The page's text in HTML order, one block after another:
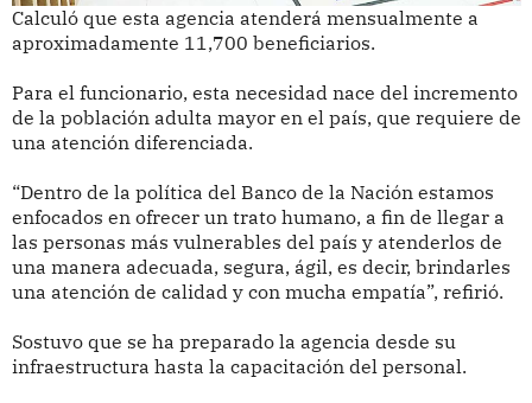
Calculó que esta agencia atenderá mensualmente a
aproximadamente 11,700 beneficiarios.
Para el funcionario, esta necesidad nace del incremento
de la población adulta mayor en el país, que requiere de
una atención diferenciada.
“Dentro de la política del Banco de la Nación estamos
enfocados en ofrecer un trato humano, a fin de llegar a
las personas más vulnerables del país y atenderlos de
una manera adecuada, segura, ágil, es decir, brindarles
una atención de calidad y con mucha empatía”, refirió.
Sostuvo que se ha preparado la agencia desde su
infraestructura hasta la capacitación del personal.